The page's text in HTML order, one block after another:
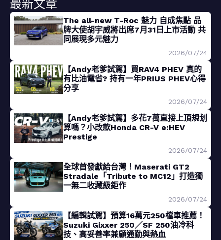
最新文章
The all-new T-Roc 魅力 自成焦點 品
牌大使胡宇威將出席7月31日上市活動 共
同展現多元魅力
2026/07/24
【Andy老爹試駕】買RAV4 PHEV 真的
有比油電省? 持有一年PRIUS PHEV心得
分享
2026/07/24
【Andy老爹試駕】多花7萬直接上頂規划
算嗎？小改款Honda CR-V e:HEV
Prestige
2026/07/24
全球首發獻給台灣！Maserati GT2
Stradale「Tribute to MC12」打造獨
一無二收藏級鉅作
2026/07/24
【編輯試駕】預算16萬元250檔車推薦！
Suzuki Gixxer 250／SF 250油冷科
技、高妥善率兼顧通勤與熱血